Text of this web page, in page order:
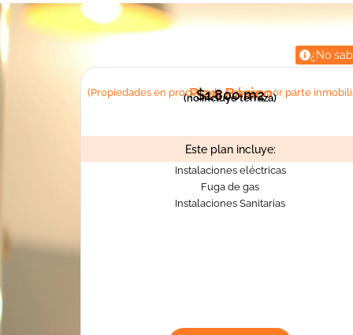
¿No
Plan Básico
(Propiedades en proceso de entrega por parte
$1.800 m2
(no incluye terraza)
Este plan incluye:
Instalaciones eléctricas
Fuga de gas
Instalaciones Sanitarias